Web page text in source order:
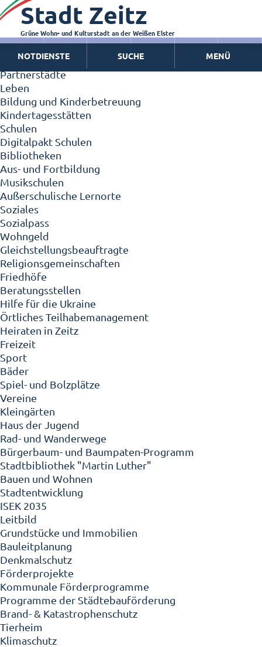
Zeitz - Die Kleinstadt
Willkommen in Zeitz!
Interview mit Oberbürgermeister Christian Thieme
Zeitz - Stadt der Zukunft
Ortschaften
Partnerstädte
Leben
Bildung und Kinderbetreuung
Kindertagesstätten
Schulen
Digitalpakt Schulen
Bibliotheken
Aus- und Fortbildung
Musikschulen
Außerschulische Lernorte
Soziales
Sozialpass
Wohngeld
Gleichstellungsbeauftragte
Religionsgemeinschaften
Friedhöfe
Beratungsstellen
Hilfe für die Ukraine
Örtliches Teilhabemanagement
Heiraten in Zeitz
Freizeit
Sport
Bäder
Spiel- und Bolzplätze
Vereine
Kleingärten
Haus der Jugend
Rad- und Wanderwege
Bürgerbaum- und Baumpaten-Programm
Stadtbibliothek "Martin Luther"
Bauen und Wohnen
Stadtentwicklung
ISEK 2035
Leitbild
Grundstücke und Immobilien
Bauleitplanung
Denkmalschutz
Förderprojekte
Kommunale Förderprogramme
Programme der Städtebauförderung
Brand- & Katastrophenschutz
Tierheim
Klimaschutz
Stadt Zeitz
Grüne Wohn- und Kulturstadt an der Weißen Elster
NOTDIENSTE SUCHE MENÜ